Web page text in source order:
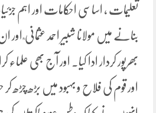
تعلیمات ، اساسی احکامات اور اہم
بنانے میں مولانا شبیر احمد عثمانی
بھرپور کردار ادا کیا۔ اور آج بھی علماء
اور قوم کی فلاح و بہبود میں بڑھ